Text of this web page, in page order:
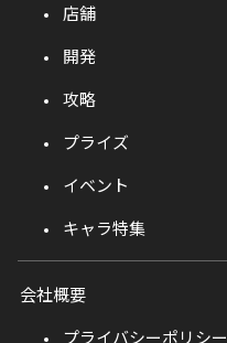
店舗
開発
攻略
プライズ
イベント
キャラ特集
会社概要
プライバシーポリシー